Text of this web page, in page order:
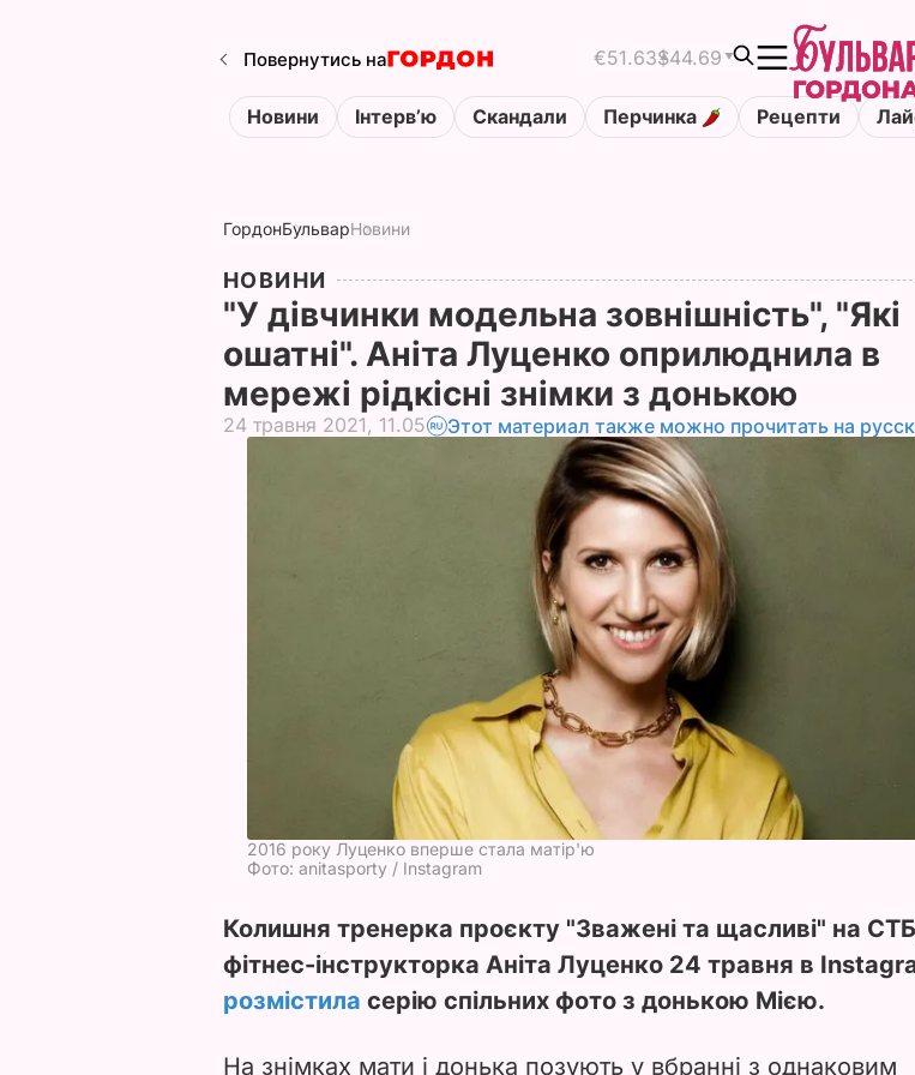
Повернутись на €51.63$44.69
Новини Інтервʼю Скандали Перчинка Рецепти
ГордонБульварНовини
НОВИНИ
"У дівчинки модельна зовнішність", "Які
ошатні". Аніта Луценко оприлюднила в
мережі рідкісні знімки з донькою
24 травня 2021, 11.05 Этот материал также можно прочитать на
2016 року Луценко вперше стала матір'ю
Фото: anitasporty / Instagram
Колишня тренерка проєкту "Зважені та щасливі" на
фітнес-інструкторка Аніта Луценко 24 травня в
розмістила серію спільних фото з донькою Мією.
На знімках мати і донька позують у вбранні з однаковим